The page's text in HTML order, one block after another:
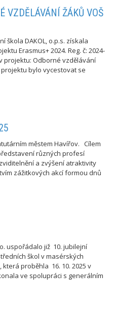
VZDĚLÁVÁNÍ ŽÁKŮ VOŠ
škola DAKOL, o.p.s. získala
Erasmus+ 2024. Reg. č: 2024-
projektu: Odborné vzdělávání
bylo vycestovat se
městem Havířov. Cílem
různých profesí
a zvýšení atraktivity
zážitkových akcí formou dnů
uspořádalo již 10. jubilejní
škol v masérských
která proběhla 16. 10. 2025 v
ve spolupráci s generálním